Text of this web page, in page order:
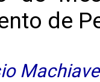
de